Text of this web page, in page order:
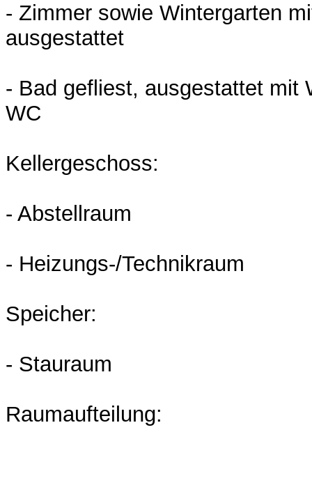
- Zimmer sowie Wintergarten
ausgestattet
- Bad gefliest, ausgestattet mit
WC
Kellergeschoss:
- Abstellraum
- Heizungs-/Technikraum
Speicher:
- Stauraum
Raumaufteilung: